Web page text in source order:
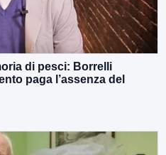
di pesci: Borrelli
paga l’assenza del